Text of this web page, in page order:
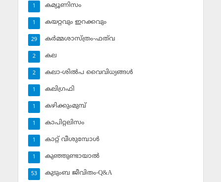
കമ്യൂണിസം
1
കയറ്റവും ഇറക്കവും
1
കര്‍മ്മശാസ്ത്രം-ഫത്‌വ
29
കല
2
കലാ-ശില്‍പ വൈവിധ്യങ്ങള്‍
2
കലിഗ്രഫി
1
കഴിക്കുംമുമ്പ്
1
കാപിറ്റലിസം
1
കാറ്റ് വീശുമ്പോള്‍
1
കുഞ്ഞുണ്ടായാല്‍
1
കുടുംബ ജീവിതം-Q&A
53